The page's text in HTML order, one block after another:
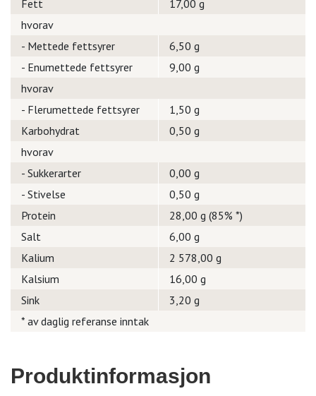
Fett
17,00 g
hvorav
- Mettede fettsyrer
6,50 g
- Enumettede fettsyrer
9,00 g
hvorav
- Flerumettede fettsyrer
1,50 g
Karbohydrat
0,50 g
hvorav
- Sukkerarter
0,00 g
- Stivelse
0,50 g
Protein
28,00 g (85% *)
Salt
6,00 g
Kalium
2 578,00 g
Kalsium
16,00 g
Sink
3,20 g
* av daglig referanse inntak
Produktinformasjon